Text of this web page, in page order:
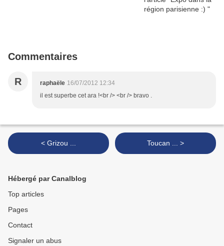
Commentaires
R raphaële 16/07/2012 12:34
il est superbe cet ara !<br /> <br /> bravo .
< Grizou ... Toucan ... >
Hébergé par Canalblog
Top articles
Pages
Contact
Signaler un abus